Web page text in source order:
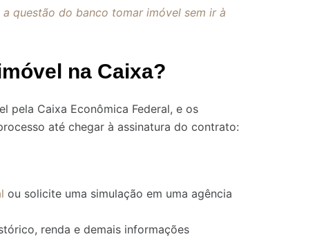
questão do banco tomar imóvel sem ir à
na Caixa?
pela Caixa Econômica Federal, e os
até chegar à assinatura do contrato:
ou solicite uma simulação em uma agência
renda e demais informações